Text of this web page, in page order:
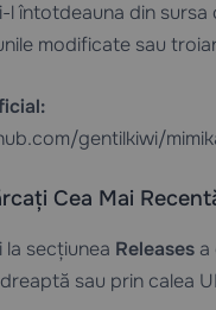
l întotdeauna din sursa
modificate sau
gentilkiwi/
Cea Mai
la secțiunea Releases a
sau prin calea